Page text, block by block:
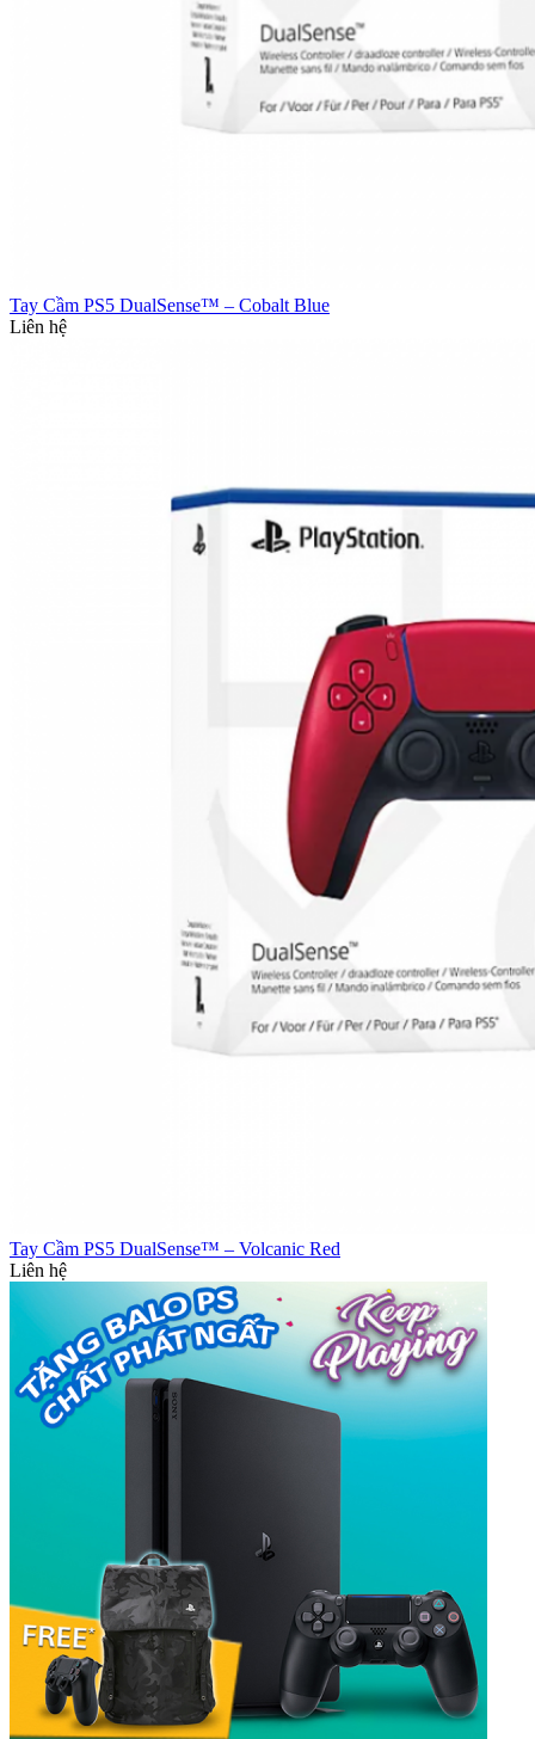
Tay Cầm PS5 DualSense™ – Cobalt Blue
Liên hệ
Tay Cầm PS5 DualSense™ – Volcanic Red
Liên hệ